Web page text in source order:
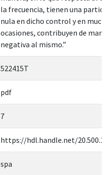
la frecuencia, tienen una
nula en dicho control y en
ocasiones, contribuyen de
negativa al mismo.”
522415T
pdf
7
https://hdl.handle.net/
spa